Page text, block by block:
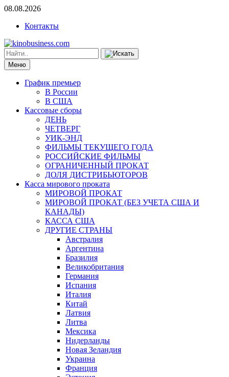
08.08.2026
Контакты
Меню
График премьер
В России
В США
Кассовые сборы
ДЕНЬ
ЧЕТВЕРГ
УИК-ЭНД
ФИЛЬМЫ ТЕКУЩЕГО ГОДА
РОССИЙСКИЕ ФИЛЬМЫ
ОГРАНИЧЕННЫЙ ПРОКАТ
ДОЛЯ ДИСТРИБЬЮТОРОВ
Касса мирового проката
МИРОВОЙ ПРОКАТ
МИРОВОЙ ПРОКАТ (БЕЗ УЧЕТА США И
КАНАДЫ)
КАССА США
ДРУГИЕ СТРАНЫ
Австралия
Аргентина
Бразилия
Великобритания
Германия
Испания
Италия
Китай
Латвия
Литва
Мексика
Нидерланды
Новая Зеландия
Украина
Франция